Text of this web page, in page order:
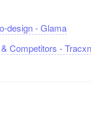
design - Glama
Competitors - Tracxn